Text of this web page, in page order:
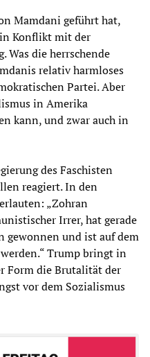
Mamdani geführt hat,
Konflikt mit der
Was die herrschende
relativ harmloses
Partei. Aber
in Amerika
kann, und zwar auch in
des Faschisten
reagiert. In den
„Zohran
Irrer, hat gerade
gewonnen und ist auf dem
Trump bringt in
Form die Brutalität der
vor dem Sozialismus